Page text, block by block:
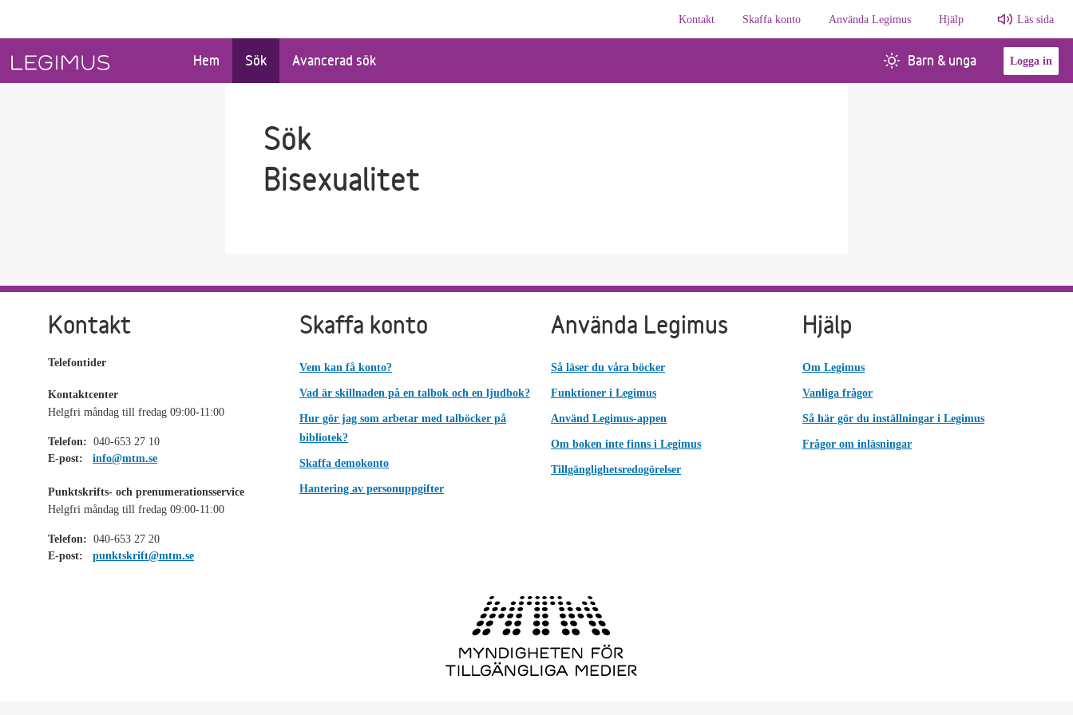
Kontakt
Skaffa konto Använda Legimus Hjälp Läs sida
Hem Sök Avancerad sök Barn & unga Logga in
Sök
Bisexualitet
Kontakt
Telefontider
Kontaktcenter
Helgfri måndag till fredag 09:00-11:00
Telefon: 040-653 27 10
E-post:
info@mtm.se
Punktskrifts- och prenumerationsservice
Helgfri måndag till fredag 09:00-11:00
Telefon: 040-653 27 20
E-post:
punktskrift@mtm.se
Skaffa konto
Vem kan få konto?
Vad är skillnaden på en talbok och en ljudbok?
Hur gör jag som arbetar med talböcker på
bibliotek?
Skaffa demokonto
Hantering av personuppgifter
Använda Legimus
Så läser du våra böcker
Funktioner i Legimus
Använd Legimus-appen
Om boken inte finns i Legimus
Tillgänglighetsredogörelser
Hjälp
Om Legimus
Vanliga frågor
Så här gör du inställningar i Legimus
Frågor om inläsningar